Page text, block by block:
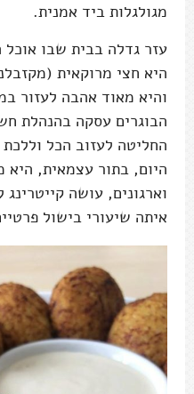
מגולגלות ביד אמנית.
עזר גדלה בבית שבו
היא חצי מרוקאית
והיא מאוד אהבה לעזור
הבוגרים עסקה בהנהלת
החליטה לעזוב הכל
היום, בתור עצמאית,
וארגונים, עושה
איתה שיעורי בישול